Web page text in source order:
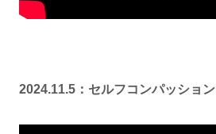
2024.11.5：セルフコンパッション